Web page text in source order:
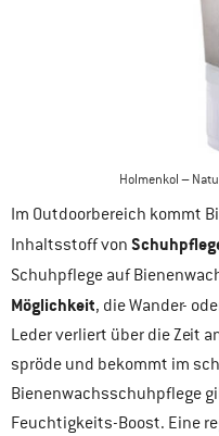
Holmenkol –
Im Outdoorbereich kommt
Inhaltsstoff von
Schuhpflege auf
Möglichkeit, die Wander-
Leder verliert über die Zeit
spröde und bekommt im
Bienenwachsschuhpflege
Feuchtigkeits-Boost. Eine